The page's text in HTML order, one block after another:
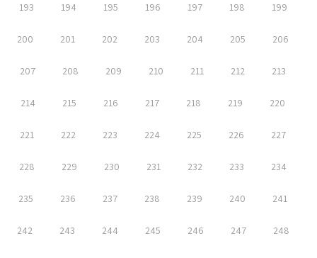
193 194 195 196 197 198 199
200 201 202 203 204 205 206
207 208 209 210 211 212 213
214 215 216 217 218 219 220
221 222 223 224 225 226 227
228 229 230 231 232 233 234
235 236 237 238 239 240 241
242 243 244 245 246 247 248